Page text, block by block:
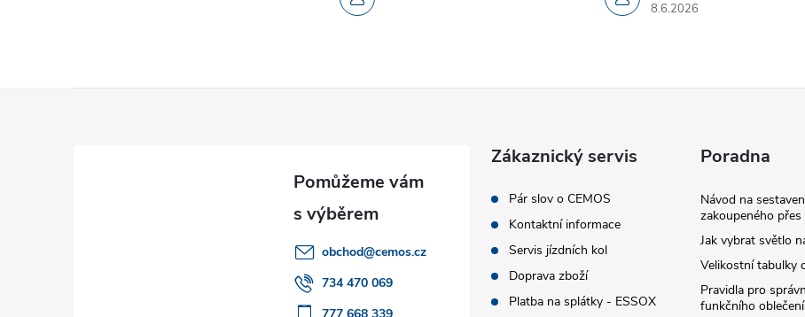
8.6.2026
obchod@cemos.cz
734 470 069
Zákaznický servis
Pár slov o CEMOS
Kontaktní informace
Servis jízdních kol
Doprava zboží
Platba na splátky - ESSOX
Poradna
Návod na
zakoupeného
Jak vybrat světlo
Velikostní tabulky
Pravidla pro
funkčního oblečení